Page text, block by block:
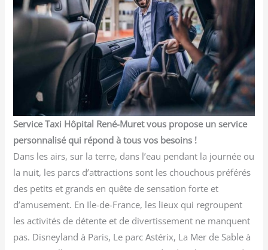
Service Taxi Hôpital René-Muret vous propose un service
personnalisé qui répond à tous vos besoins !
Dans les airs, sur la terre, dans l’eau pendant la journée ou
la nuit, les parcs d’attractions sont les chouchous préférés
des petits et grands en quête de sensation forte et
d’amusement. En Ile-de-France, les lieux qui regroupent
les activités de détente et de divertissement ne manquent
pas. Disneyland à Paris, Le parc Astérix, La Mer de Sable à